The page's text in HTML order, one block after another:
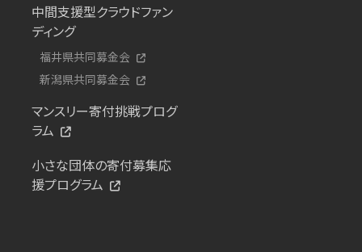
中間支援型クラウドファン
ディング
福井県共同募金会
新潟県共同募金会
マンスリー寄付挑戦プログ
ラム
小さな団体の寄付募集応
援プログラム